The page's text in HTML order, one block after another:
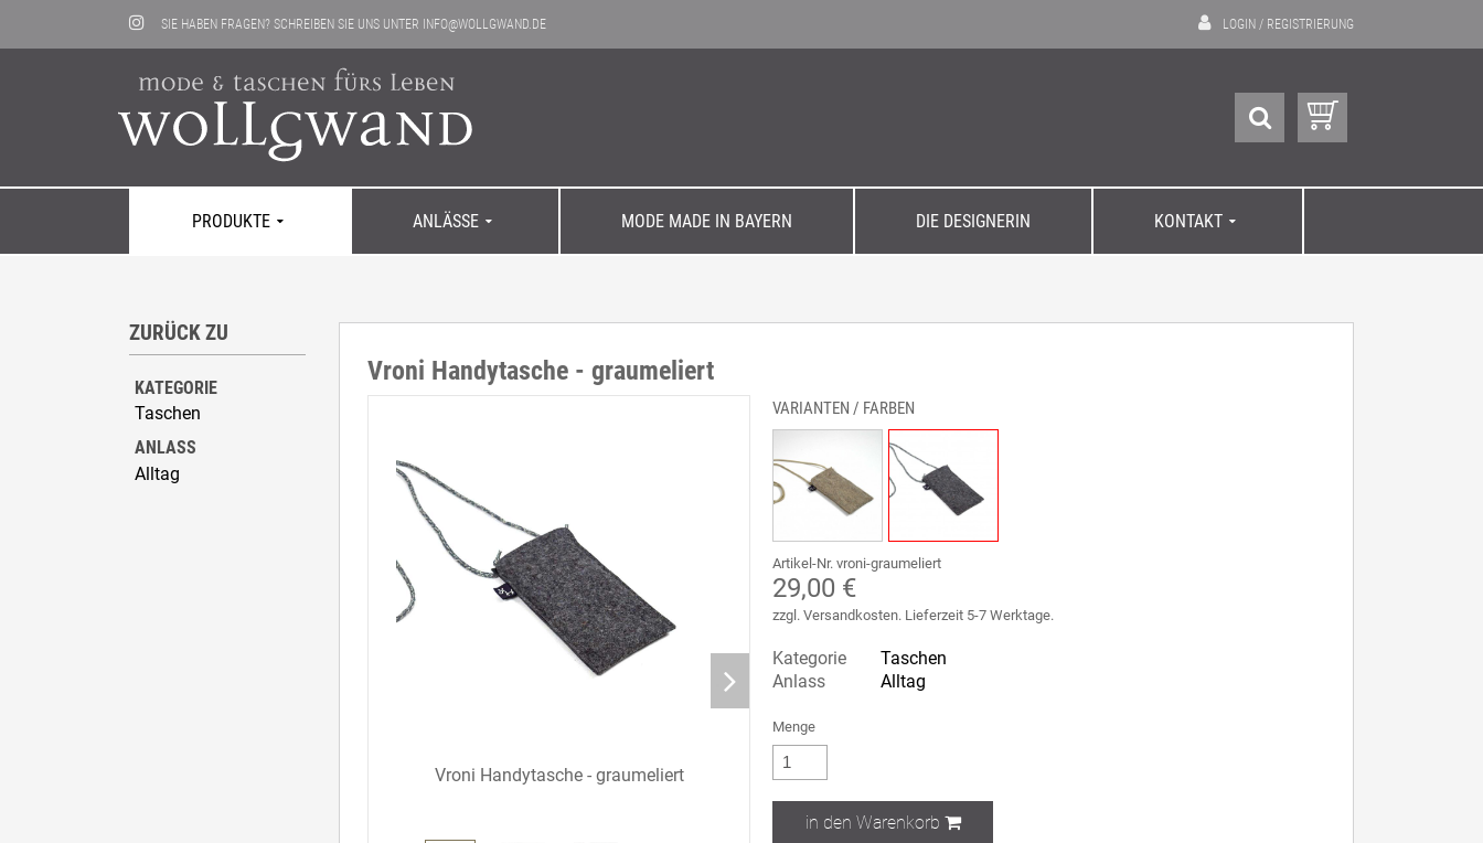
SIE HABEN FRAGEN? SCHREIBEN SIE UNS UNTER INFO@WOLLGWAND.DE LOGIN / REGISTRIERUNG
PRODUKTE
Mäntel
Jacken
Shirts
Aktuelle Kollektion
ANLÄSSE
Tracht
Sport & Freizeit
MODE MADE IN BAYERN DIE DESIGNERIN KONTAKT
Läden
Neuigkeiten
ZURÜCK ZU
KATEGORIE
Taschen
ANLASS
Alltag
Vroni Handytasche - graumeliert
Vroni Handytasche - graumeliert
Handytasche Vroni mit einem gewebten
VARIANTEN / FARBEN
Artikel-Nr. vroni-graumeliert
29,00 €
zzgl. Versandkosten. Lieferzeit 5-7 Werktage.
Kategorie
Taschen
Anlass
Alltag
Menge
in den Warenkorb